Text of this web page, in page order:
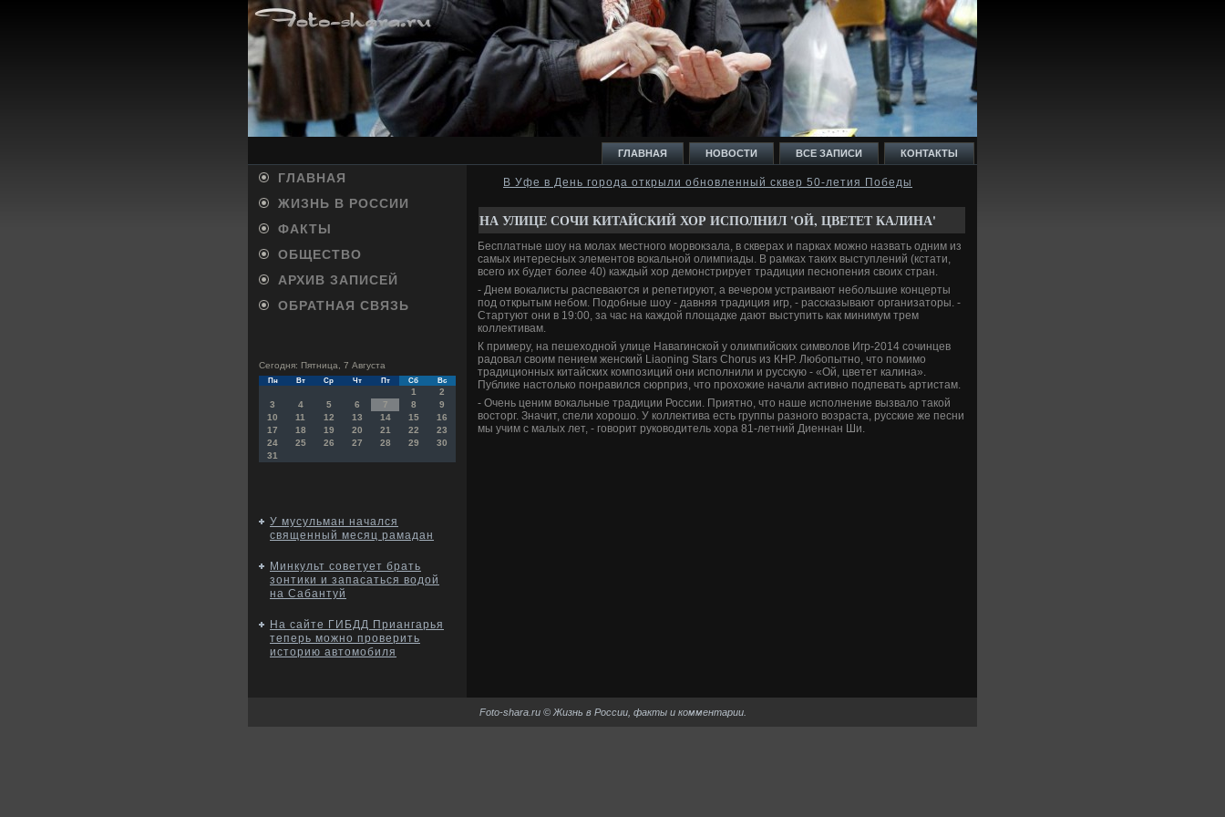
ГЛАВНАЯ НОВОСТИ ВСЕ ЗАПИСИ КОНТАКТЫ
ГЛАВНАЯ
ЖИЗНЬ В РОССИИ
ФАКТЫ
ОБЩЕСТВО
АРХИВ ЗАПИСЕЙ
ОБРАТНАЯ СВЯЗЬ
Сегодня: Пятница, 7 Августа
Пн Вт Ср Чт Пт Сб Вс
1
2
3
4 5 6 7 8
9
10
11 12 13 14 15
16
17
18 19 20 21 22
23
24
25 26 27 28 29
30
31
У мусульман начался
священный месяц рамадан
Минкульт советует брать
зонтики и запасаться водой
на Сабантуй
На сайте ГИБДД Приангарья
теперь можно проверить
историю автомобиля
В Уфе в День города открыли обновленный сквер 50-летия Победы
НА УЛИЦЕ СОЧИ КИТАЙСКИЙ ХОР ИСПОЛНИЛ 'ОЙ, ЦВЕТЕТ КАЛИНА'
Бесплатные шоу на молах местного морвокзала, в скверах и парках можно назвать одним из
самых интересных элементов вокальной олимпиады. В рамках таких выступлений (кстати,
всего их будет более 40) каждый хор демонстрирует традиции песнопения своих стран.
- Днем вокалисты распеваются и репетируют, а вечером устраивают небольшие концерты
под открытым небом. Подобные шоу - давняя традиция игр, - рассказывают организаторы. -
Стартуют они в 19:00, за час на каждой площадке дают выступить как минимум трем
коллективам.
К примеру, на пешеходной улице Навагинской у олимпийских символов Игр-2014 сочинцев
радовал своим пением женский Liaoning Stars Chorus из КНР. Любопытно, что помимо
традиционных китайских композиций они исполнили и русскую - «Ой, цветет калина».
Публике настолько понравился сюрприз, что прохожие начали активно подпевать артистам.
- Очень ценим вокальные традиции России. Приятно, что наше исполнение вызвало такой
восторг. Значит, спели хорошо. У коллектива есть группы разного возраста, русские же песни
мы учим с малых лет, - говорит руководитель хора 81-летний Диеннан Ши.
Foto-shara.ru © Жизнь в России, факты и комментарии.